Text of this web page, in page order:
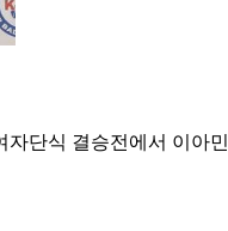
자단식 결승전에서 이아민